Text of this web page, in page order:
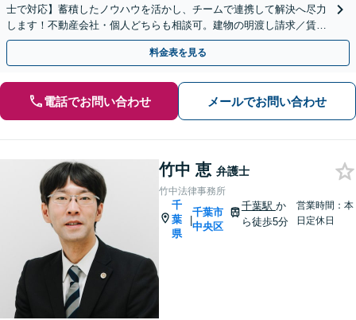
士で対応】蓄積したノウハウを活かし、チームで連携して解決へ尽力
します！不動産会社・個人どちらも相談可。建物の明渡し請求／賃貸
借契約書の作成／離婚の財産分与等【千葉中央駅5分】
料金表を見る
電話でお問い合わせ メールでお問い合わせ
竹中 恵 弁護士
竹中法律事務所
千
葉
県
|
千葉市
中央区
千葉駅 か
ら徒歩5分
営業時間：本
日定休日